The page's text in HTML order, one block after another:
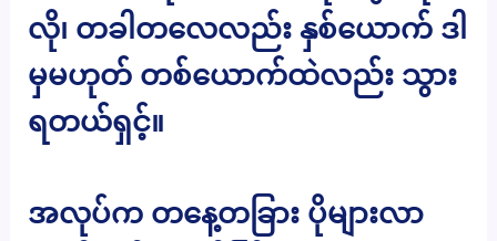
လို၊ တခါတလေလည်း နှစ်ယောက် ဒါ
မှမဟုတ် တစ်ယောက်ထဲလည်း သွား
ရတယ်ရှင့်။
အလုပ်က တနေ့တခြား ပိုများလာ